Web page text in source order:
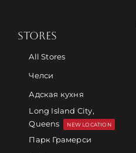
STORES
All Stores
Челси
Адская кухня
Long Island City,
Queens
NEW LOCATION
Парк Грамерси